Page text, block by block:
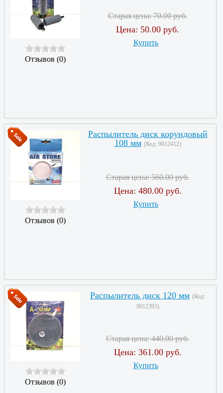
Отзывов (0)
Старая цена:70.00 руб.
Цена: 50.00 руб.
Купить
Отзывов (0)
Распылитель диск корундовый
108 мм (Код: 9012412)
Старая цена:560.00 руб.
Цена: 480.00 руб.
Купить
Отзывов (0)
Распылитель диск 120 мм (Код:
9012393)
Старая цена:440.00 руб.
Цена: 361.00 руб.
Купить